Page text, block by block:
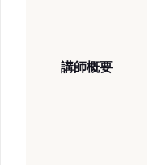
講師概要